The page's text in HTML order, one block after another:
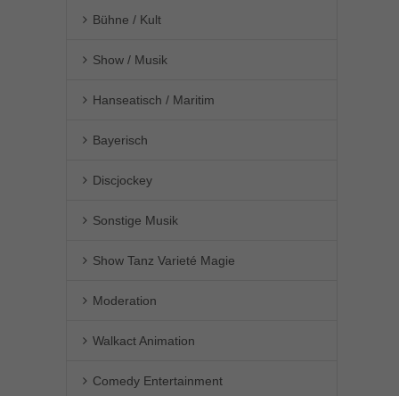
Bühne / Kult
Show / Musik
Hanseatisch / Maritim
Bayerisch
Discjockey
Sonstige Musik
Show Tanz Varieté Magie
Moderation
Walkact Animation
Comedy Entertainment